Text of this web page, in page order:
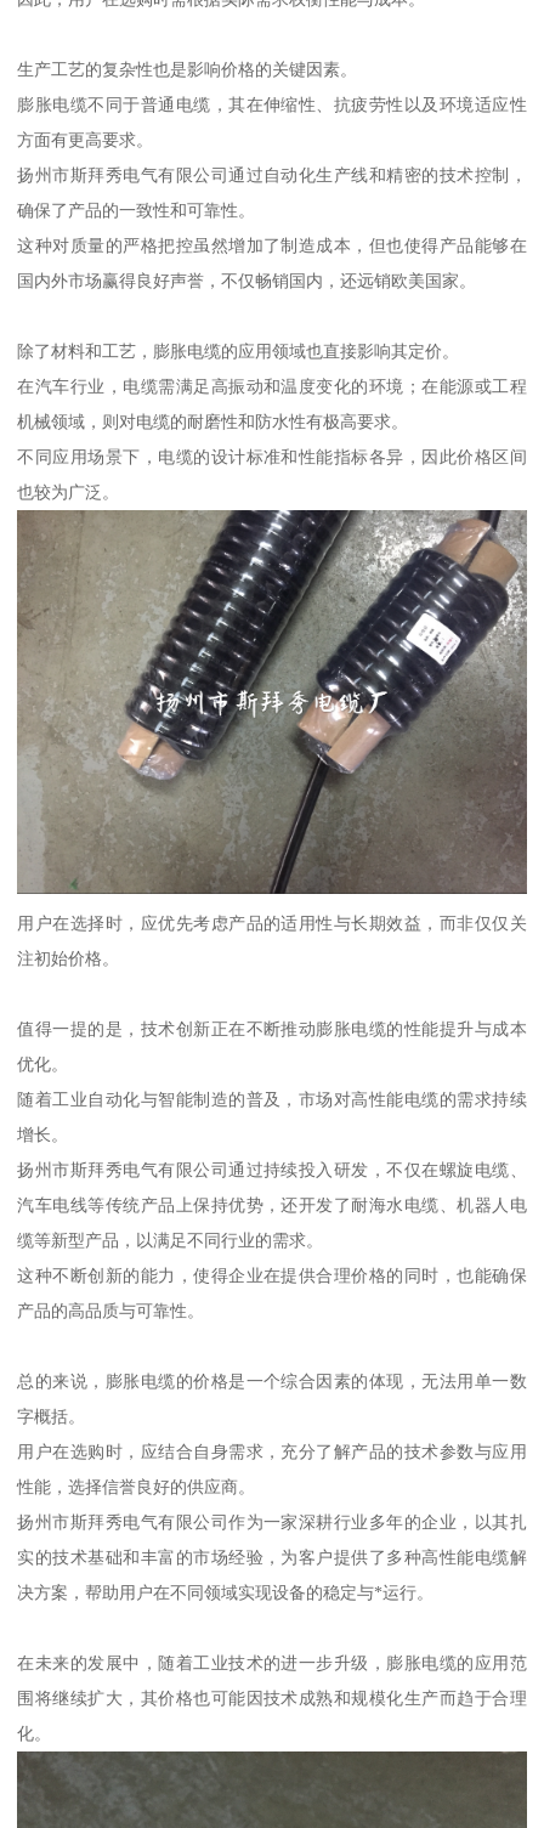
生产工艺的复杂性也是影响价格的关键因素。
膨胀电缆不同于普通电缆，其在伸缩性、抗疲劳性以及环境适应性
方面有更高要求。
扬州市斯拜秀电气有限公司通过自动化生产线和精密的技术控制，
确保了产品的一致性和可靠性。
这种对质量的严格把控虽然增加了制造成本，但也使得产品能够在
国内外市场赢得良好声誉，不仅畅销国内，还远销欧美国家。
除了材料和工艺，膨胀电缆的应用领域也直接影响其定价。
在汽车行业，电缆需满足高振动和温度变化的环境；在能源或工程
机械领域，则对电缆的耐磨性和防水性有极高要求。
不同应用场景下，电缆的设计标准和性能指标各异，因此价格区间
也较为广泛。
用户在选择时，应优先考虑产品的适用性与长期效益，而非仅仅关
注初始价格。
值得一提的是，技术创新正在不断推动膨胀电缆的性能提升与成本
优化。
随着工业自动化与智能制造的普及，市场对高性能电缆的需求持续
增长。
扬州市斯拜秀电气有限公司通过持续投入研发，不仅在螺旋电缆、
汽车电线等传统产品上保持优势，还开发了耐海水电缆、机器人电
缆等新型产品，以满足不同行业的需求。
这种不断创新的能力，使得企业在提供合理价格的同时，也能确保
产品的高品质与可靠性。
总的来说，膨胀电缆的价格是一个综合因素的体现，无法用单一数
字概括。
用户在选购时，应结合自身需求，充分了解产品的技术参数与应用
性能，选择信誉良好的供应商。
扬州市斯拜秀电气有限公司作为一家深耕行业多年的企业，以其扎
实的技术基础和丰富的市场经验，为客户提供了多种高性能电缆解
决方案，帮助用户在不同领域实现设备的稳定与*运行。
在未来的发展中，随着工业技术的进一步升级，膨胀电缆的应用范
围将继续扩大，其价格也可能因技术成熟和规模化生产而趋于合理
化。